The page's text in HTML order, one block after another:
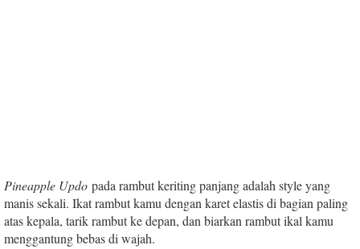
Pineapple Updo pada rambut keriting panjang adalah style yang
manis sekali. Ikat rambut kamu dengan karet elastis di bagian paling
atas kepala, tarik rambut ke depan, dan biarkan rambut ikal kamu
menggantung bebas di wajah.